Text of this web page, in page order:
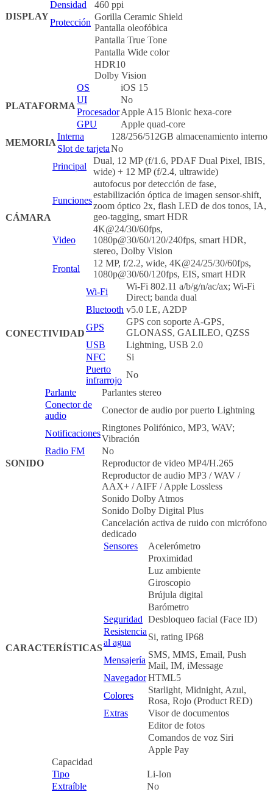
DISPLAY
Densidad
460 ppi
Protección
Gorilla Ceramic Shield
Pantalla oleofóbica
Pantalla True Tone
Pantalla Wide color
HDR10
Dolby Vision
PLATAFORMA
OS
iOS 15
UI
No
ProcesadorApple A15 Bionic hexa-core
GPU
Apple quad-core
MEMORIA
Interna
128/256/512GB almacenamiento interno
Slot de tarjetaNo
CÁMARA
Principal
Dual, 12 MP (f/1.6, PDAF Dual Pixel, IBIS,
wide) + 12 MP (f/2.4, ultrawide)
Funciones
autofocus por detección de fase,
estabilización óptica de imagen sensor-shift,
zoom óptico 2x, flash LED de dos tonos, IA,
geo-tagging, smart HDR
Video
4K@24/30/60fps,
1080p@30/60/120/240fps, smart HDR,
stereo, Dolby Vision
Frontal
12 MP, f/2.2, wide, 4K@24/25/30/60fps,
1080p@30/60/120fps, EIS, smart HDR
CONECTIVIDAD
Wi-Fi
Wi-Fi 802.11 a/b/g/n/ac/ax; Wi-Fi
Direct; banda dual
Bluetooth v5.0 LE, A2DP
GPS
GPS con soporte A-GPS,
GLONASS, GALILEO, QZSS
USB
Lightning, USB 2.0
NFC
Si
Puerto
infrarrojo
No
SONIDO
Parlante
Parlantes stereo
Conector de
audio
Conector de audio por puerto Lightning
Notificaciones
Ringtones Polifónico, MP3, WAV;
Vibración
Radio FM
No
Reproductor de video MP4/H.265
Reproductor de audio MP3 / WAV /
AAX+ / AIFF / Apple Lossless
Sonido Dolby Atmos
Sonido Dolby Digital Plus
Cancelación activa de ruido con micrófono
dedicado
CARACTERÍSTICAS
Sensores
Acelerómetro
Proximidad
Luz ambiente
Giroscopio
Brújula digital
Barómetro
Seguridad Desbloqueo facial (Face ID)
Resistencia
al agua
Si, rating IP68
Mensajería
SMS, MMS, Email, Push
Mail, IM, iMessage
NavegadorHTML5
Colores
Starlight, Midnight, Azul,
Rosa, Rojo (Product RED)
Extras
Visor de documentos
Editor de fotos
Comandos de voz Siri
Apple Pay
Capacidad
Tipo
Li-Ion
Extraíble
No